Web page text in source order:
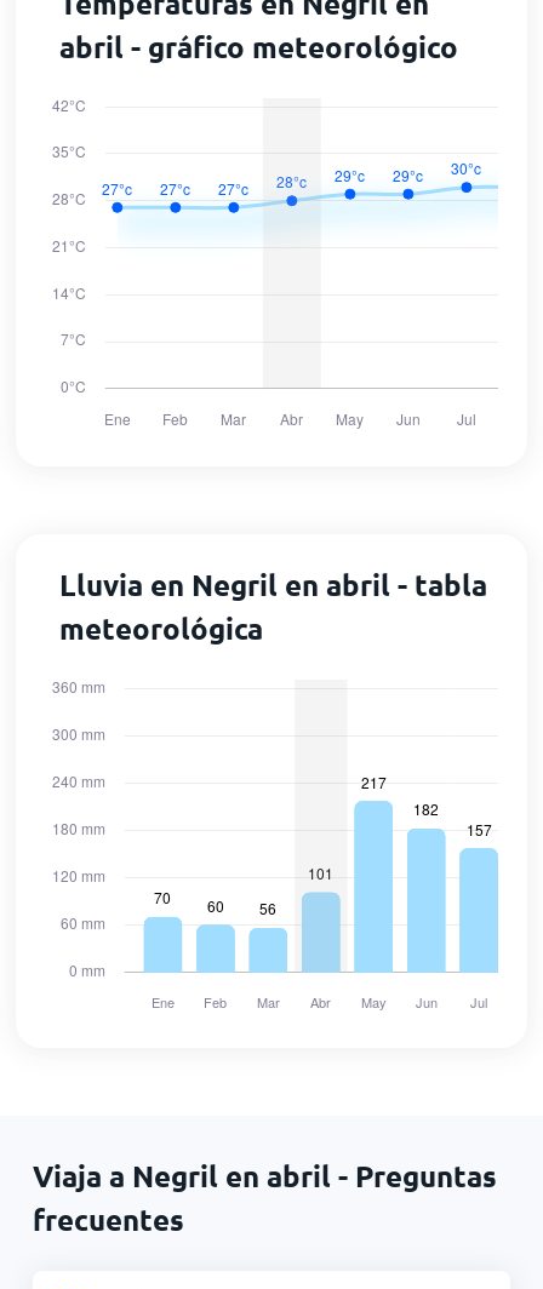
abril - gráfico meteorológico
Lluvia en Negril en abril - tabla
meteorológica
Viaja a Negril en abril - Preguntas
frecuentes